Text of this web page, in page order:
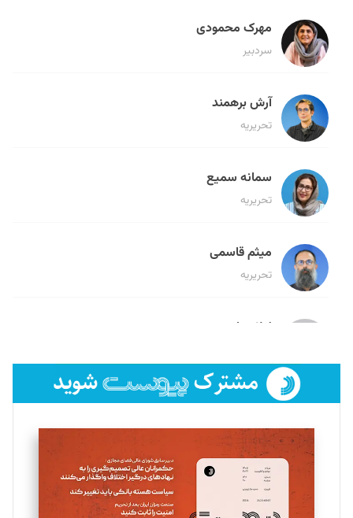
مهرک محمودی
سردبیر
آرش برهمند
تحریریه
سمانه سمیع
تحریریه
میثم قاسمی
تحریریه
لیلا حنارود
فائزه فتحی رستمی
تحریریه
سروش کرمیان
تحریریه